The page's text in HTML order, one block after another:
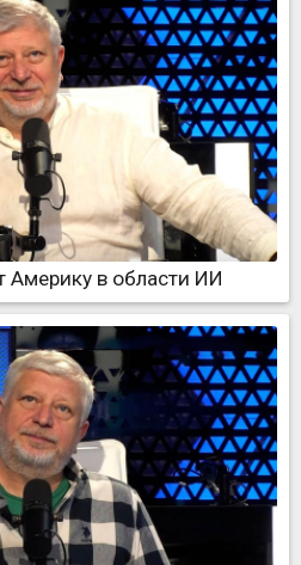
Америку в области ИИ